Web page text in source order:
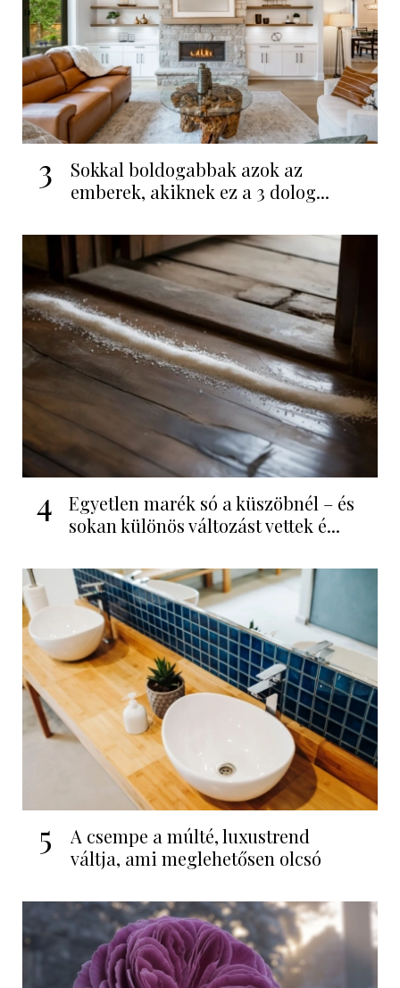
3
Sokkal boldogabbak azok az
emberek, akiknek ez a 3 dolog...
4
Egyetlen marék só a küszöbnél – és
sokan különös változást vettek é...
5
A csempe a múlté, luxustrend
váltja, ami meglehetősen olcsó